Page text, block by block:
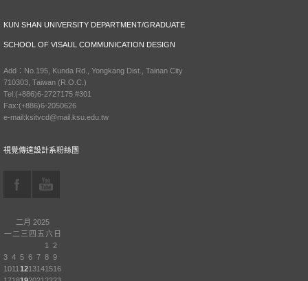
KUN SHAN UNIVERSITY DEPARTMENT/GRADUATE
SCHOOL OF VISAUL COMMUNICATION DESIGN
Add：No.195, Kunda Rd., Yongkang Dist., Tainan City
710303, Taiwan (R.O.C.)
Tel:(+886)6-2727175 #301
Fax:(+886)6-2050626
e-mail:ksitvcd@mail.ksu.edu.tw
視覺傳達設計系粉絲團
二月 2025
一 二 三 四 五六 日
1
2
3 4 5 6 7 8 9
1011 1213141516